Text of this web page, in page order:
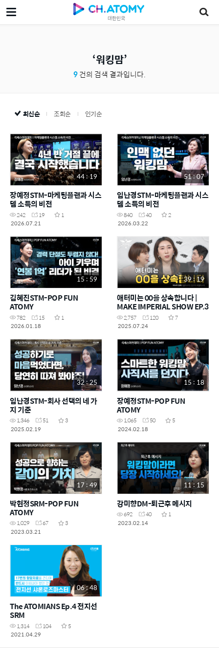
대한민국
워킹맘
9건의 검색 결과입니다.
최신순 조회순 인기순
44 : 19
장예정STM-마케팅플랜과 시스
템 소득의 비전
242 19
1
2026.07.21
51 : 07
임난경STM-마케팅플랜과 시스
템 소득의 비전
840 40
2
2026.03.22
15 : 59
김혜진STM-POP FUN
ATOMY
782 15
1
2026.01.18
39 : 19
애터미는 00을 상속합니다 |
MAKE IMPERIAL SHOW EP.3
2,757 120
7
2025.07.24
32 : 25
임난경STM-회사 선택의 네 가
지 기준
1,346 51
3
2025.02.19
15 : 18
장예정STM-POP FUN
ATOMY
1,065 50
5
2024.02.18
17 : 49
박현정SRM-POP FUN
ATOMY
1,029 67
3
2023.03.21
11 : 15
강미향DM-퇴근후 메시지
692 40
1
2023.02.14
06 : 48
The ATOMIANS Ep.4 전지선
SRM
1,314 104
5
2021.04.29